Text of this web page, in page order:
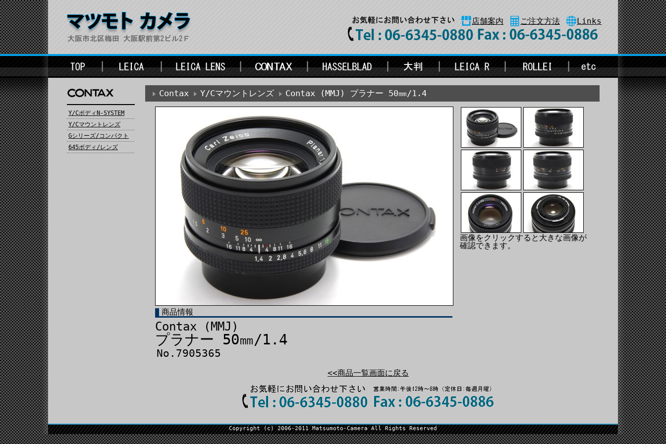
店舗案内 ご注文方法 Links
Y/CボディN-SYSTEM
Y/Cマウントレンズ
Gシリーズ/コンパクト
645ボディ/レンズ
Contax Y/Cマウントレンズ Contax (MMJ) プラナー 50㎜/1.4
商品情報
Contax (MMJ)
プラナー 50㎜/1.4
No.7905365
画像をクリックすると大きな画像が
確認できます。
<<商品一覧画面に戻る
Copyright (c) 2006-2011 Matsumoto-Camera All Rights Reserved